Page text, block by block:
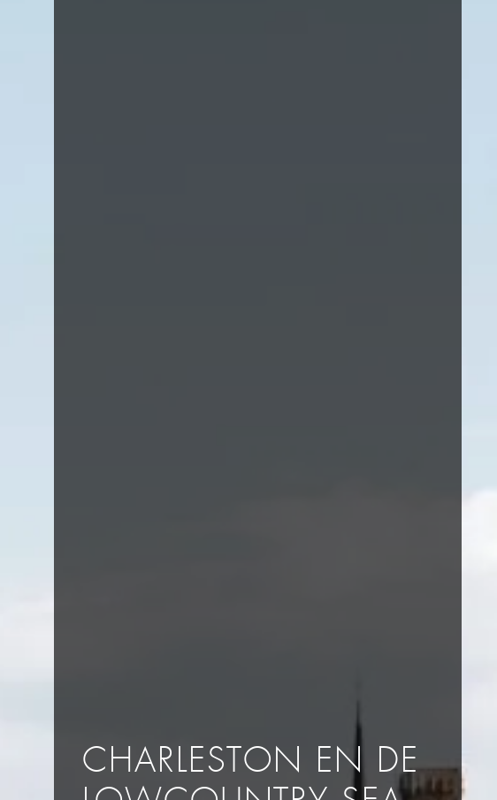
CHARLESTON EN DE